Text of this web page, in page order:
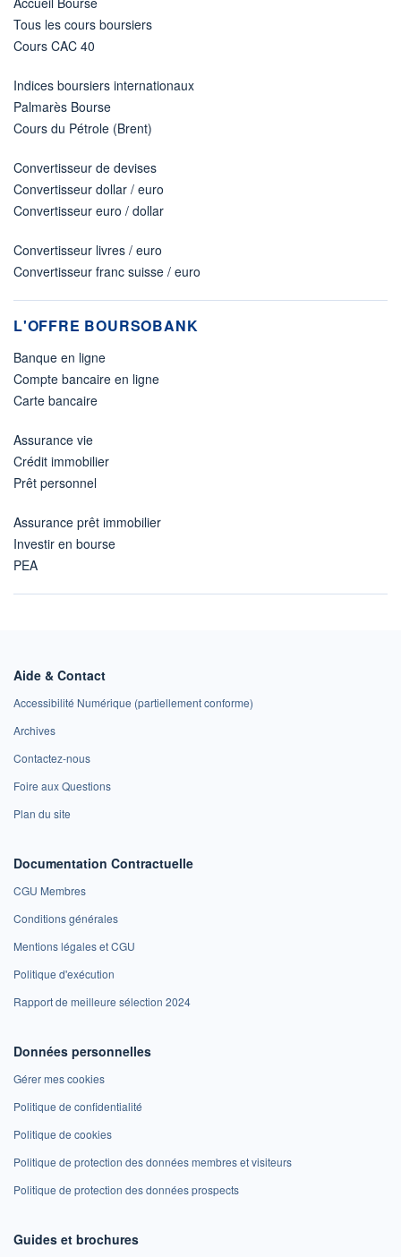
Tous les cours boursiers
Cours CAC 40
Indices boursiers internationaux
Palmarès Bourse
Cours du Pétrole (Brent)
Convertisseur de devises
Convertisseur dollar / euro
Convertisseur euro / dollar
Convertisseur livres / euro
Convertisseur franc suisse / euro
L'OFFRE BOURSOBANK
Banque en ligne
Compte bancaire en ligne
Carte bancaire
Assurance vie
Crédit immobilier
Prêt personnel
Assurance prêt immobilier
Investir en bourse
PEA
Aide & Contact
Accessibilité Numérique (partiellement conforme)
Archives
Contactez-nous
Foire aux Questions
Plan du site
Documentation Contractuelle
CGU Membres
Conditions générales
Mentions légales et CGU
Politique d'exécution
Rapport de meilleure sélection 2024
Données personnelles
Gérer mes cookies
Politique de confidentialité
Politique de cookies
Politique de protection des données membres et visiteurs
Politique de protection des données prospects
Guides et brochures